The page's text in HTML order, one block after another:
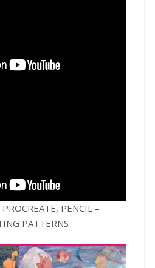
PENCIL –
PATTERNS